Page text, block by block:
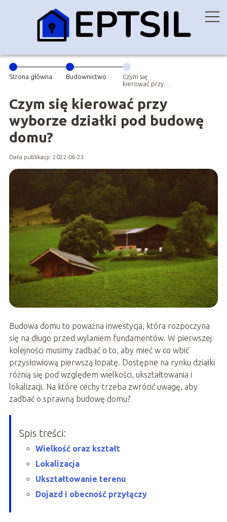
Strona główna Budownictwo
Czym się
kierować przy
pod budowę
domu?
Czym się kierować przy
wyborze działki pod budowę
domu?
Data publikacji: 2022-06-23
Budowa domu to poważna inwestycja, która rozpoczyna
się na długo przed wylaniem fundamentów. W pierwszej
kolejności musimy zadbać o to, aby mieć w co wbić
przysłowiową pierwszą łopatę. Dostępne na rynku działki
różnią się pod względem wielkości, ukształtowania i
lokalizacji. Na które cechy trzeba zwrócić uwagę, aby
zadbać o sprawną budowę domu?
Spis treści:
Wielkość oraz kształt
Lokalizacja
Ukształtowanie terenu
Dojazd i obecność przyłączy